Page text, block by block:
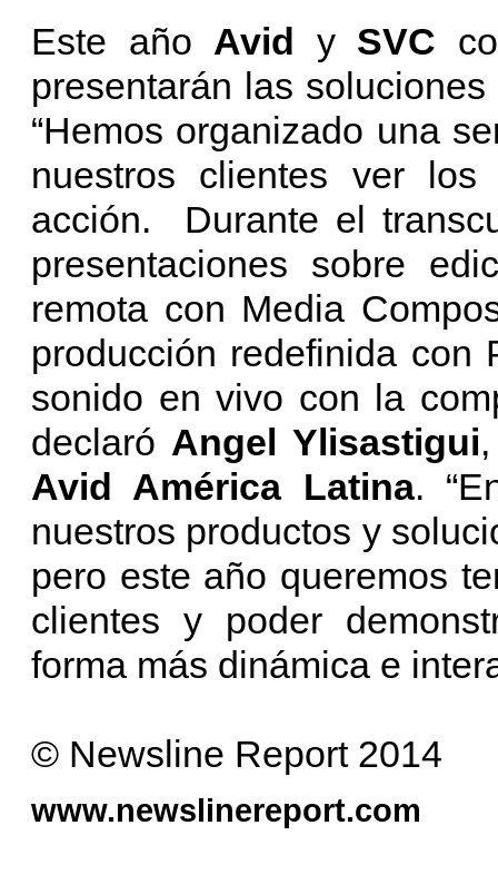
Este año Avid y SVC
presentarán las
“Hemos organizado una
nuestros clientes ver los
acción. Durante el
presentaciones sobre
remota con Media
producción redefinida con
sonido en vivo con la
declaró Angel Ylisastigui
Avid América Latina.
nuestros productos y
pero este año queremos
clientes y poder
forma más dinámica e
© Newsline Report 2014
www.newslinereport.com